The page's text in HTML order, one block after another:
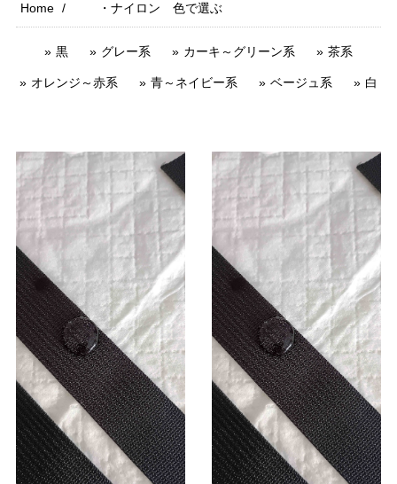
Home ・ナイロン 色で選ぶ
黒 グレー系 カーキ～グリーン系 茶系
オレンジ～赤系 青～ネイビー系 ベージュ系 白